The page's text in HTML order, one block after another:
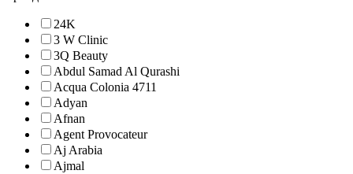
24K
3 W Clinic
3Q Beauty
Abdul Samad Al Qurashi
Acqua Colonia 4711
Adyan
Afnan
Agent Provocateur
Aj Arabia
Ajmal